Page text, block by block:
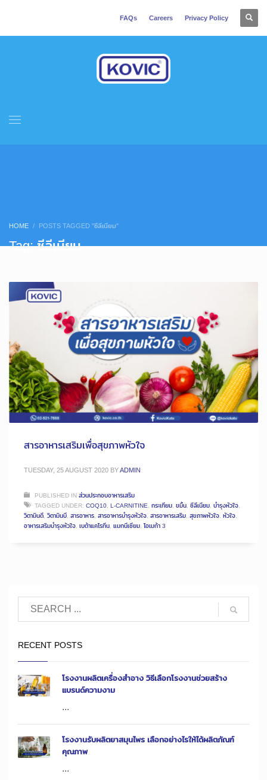
FAQs Careers Privacy Policy
HOME POSTS TAGGED "ซีลีเนียม"
Tag: ซีลีเนียม
สารอาหารเสริมเพื่อสุขภาพหัวใจ
TUESDAY, 25 AUGUST 2020 BYADMIN
PUBLISHED INส่วนประกอบอาหารเสริม
TAGGED UNDER: COQ10, L-CARNITINE, กระเทียม, ขมิ้น, ซีลีเนียม, บำรุงหัวใจ,
วิตามินดี, วิตามินบี, สารอาหาร, สารอาหารบำรุงหัวใจ, สารอาหารเสริม, สุขภาพหัวใจ, หัวใจ,
อาหารเสริมบำรุงหัวใจ, เบต้าแคโรทีน, แมกนีเซียม, โอเมก้า 3
RECENT POSTS
โรงงานผลิตเครื่องสำอาง วิธีเลือกโรงงานช่วยสร้าง
แบรนด์ความงาม
...
โรงงานรับผลิตยาสมุนไพร เลือกอย่างไรให้ได้ผลิตภัณฑ์
คุณภาพ
...